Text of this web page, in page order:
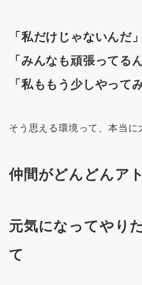
「私だけじゃないんだ」
「みんなも頑張ってる
「私ももう少しやって
そう思える環境って、本当に
仲間がどんどんア
元気になってやり
て